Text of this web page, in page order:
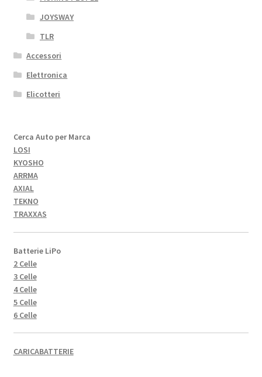
JOYSWAY
TLR
Accessori
Elettronica
Elicotteri
Cerca Auto per Marca
LOSI
KYOSHO
ARRMA
AXIAL
TEKNO
TRAXXAS
Batterie LiPo
2 Celle
3 Celle
4 Celle
5 Celle
6 Celle
CARICABATTERIE